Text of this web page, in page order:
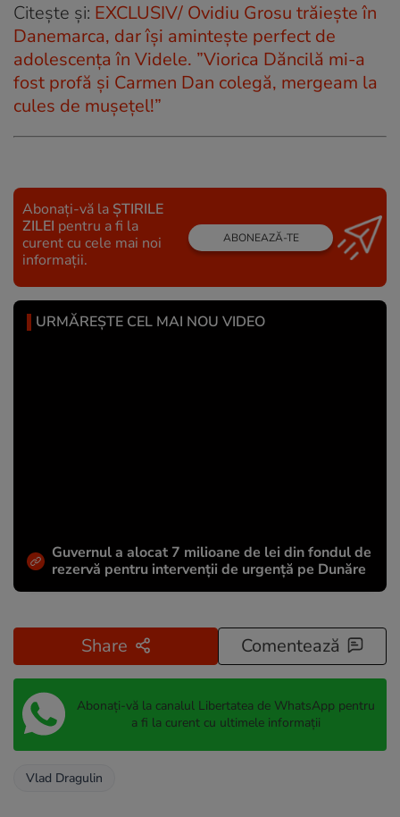
Citește și: EXCLUSIV/ Ovidiu Grosu trăiește în
Danemarca, dar își amintește perfect de
adolescența în Videle. ”Viorica Dăncilă mi-a
fost profă și Carmen Dan colegă, mergeam la
cules de mușețel!”
Abonați-vă la ȘTIRILE
ZILEI pentru a fi la
curent cu cele mai noi
informații.
ABONEAZĂ-TE
URMĂREȘTE CEL MAI NOU VIDEO
Guvernul a alocat 7 milioane de lei din fondul de
rezervă pentru intervenții de urgență pe Dunăre
Share Comentează
Abonați-vă la canalul Libertatea de WhatsApp pentru
a fi la curent cu ultimele informații
Vlad Dragulin